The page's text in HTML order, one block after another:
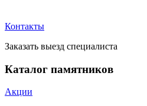
Контакты
Заказать выезд специалиста
Каталог памятников
Акции